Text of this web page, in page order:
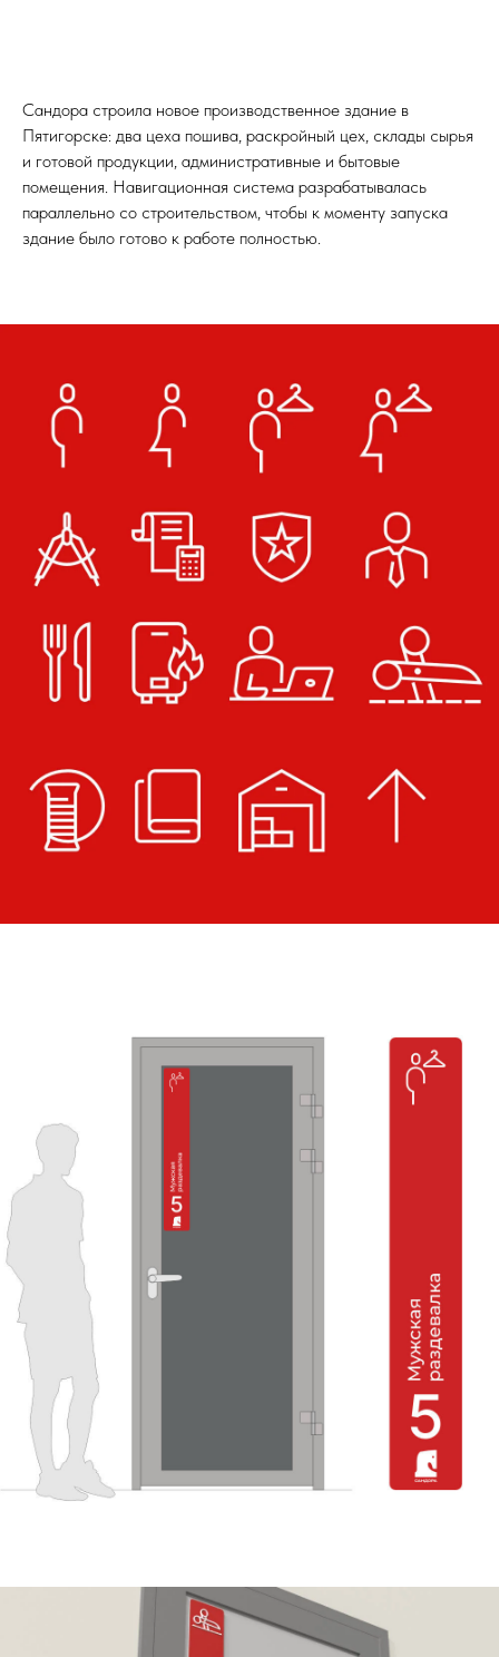
Сандора строила новое производственное здание в
Пятигорске: два цеха пошива, раскройный цех, склады сырья
и готовой продукции, административные и бытовые
помещения. Навигационная система разрабатывалась
параллельно со строительством, чтобы к моменту запуска
здание было готово к работе полностью.